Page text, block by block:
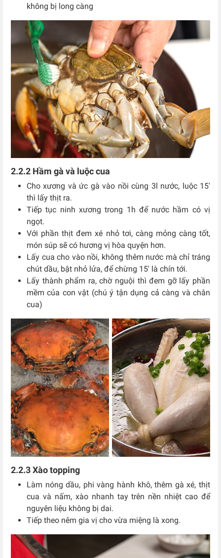
không bị long càng
2.2.2 Hầm gà và luộc cua
Cho xương và ức gà vào nồi cùng 3l nước, luộc 15′
thì lấy thịt ra.
Tiếp tục ninh xương trong 1h để nước hầm có vị
ngọt.
Với phần thịt đem xé nhỏ tơi, càng mỏng càng tốt,
món súp sẽ có hương vị hòa quyện hơn.
Lấy cua cho vào nồi, không thêm nước mà chỉ tráng
chút dầu, bật nhỏ lửa, để chừng 15′ là chín tới.
Lấy thành phẩm ra, chờ nguội thì đem gỡ lấy phần
mềm của con vật (chú ý tận dụng cả càng và chân
cua)
2.2.3 Xào topping
Làm nóng dầu, phi vàng hành khô, thêm gà xé, thịt
cua và nấm, xào nhanh tay trên nền nhiệt cao để
nguyên liệu không bị dai.
Tiếp theo nêm gia vị cho vừa miệng là xong.